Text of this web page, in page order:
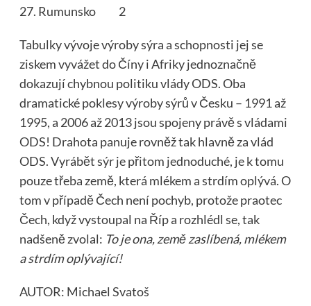
Rumunsko 2
Tabulky vývoje výroby sýra a schopnosti jej se
ziskem vyvážet do Číny i Afriky jednoznačně
dokazují chybnou politiku vlády ODS. Oba
dramatické poklesy výroby sýrů v Česku – 1991 až
1995, a 2006 až 2013 jsou spojeny právě s vládami
ODS! Drahota panuje rovněž tak hlavně za vlád
ODS. Vyrábět sýr je přitom jednoduché, je k tomu
pouze třeba země, která mlékem a strdím oplývá. O
tom v případě Čech není pochyb, protože praotec
Čech, když vystoupal na Říp a rozhlédl se, tak
nadšeně zvolal: To je ona, země zaslíbená, mlékem
a strdím oplývající!
AUTOR: Michael Svatoš